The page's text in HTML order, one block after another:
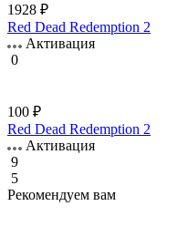
1928 ₽
Red Dead Redemption 2
Активация
0
100 ₽
Red Dead Redemption 2
Активация
9
5
Рекомендуем вам